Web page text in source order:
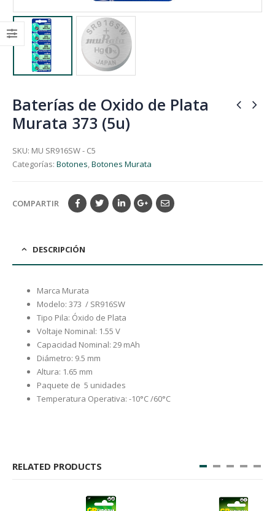
Baterías de Oxido de Plata
Murata 373 (5u)
SKU: MU SR916SW - C5
Categorías: Botones,Botones Murata
COMPARTIR
DESCRIPCIÓN
Marca Murata
Modelo: 373 / SR916SW
Tipo Pila: Óxido de Plata
Voltaje Nominal: 1.55 V
Capacidad Nominal: 29 mAh
Diámetro: 9.5 mm
Altura: 1.65 mm
Paquete de 5 unidades
Temperatura Operativa: -10°C /60°C
RELATED PRODUCTS